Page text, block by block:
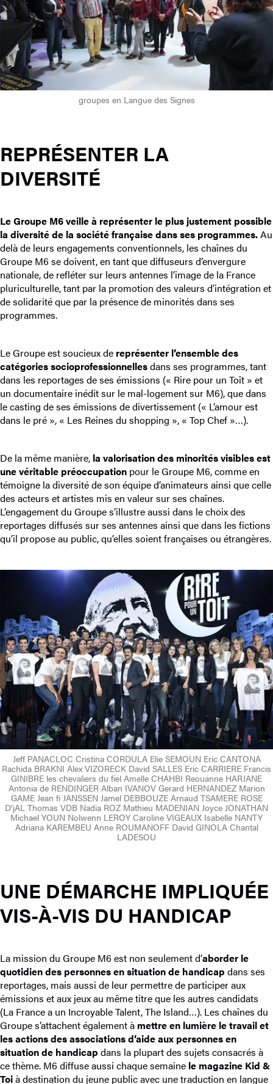
groupes en Langue des Signes
REPRÉSENTER LA
DIVERSITÉ
Le Groupe M6 veille à représenter le plus justement possible
la diversité de la société française dans ses programmes.Au
delà de leurs engagements conventionnels, les chaînes du
Groupe M6 se doivent, en tant que diffuseurs d’envergure
nationale, de refléter sur leurs antennes l’image de la France
pluriculturelle, tant par la promotion des valeurs d’intégration et
de solidarité que par la présence de minorités dans ses
programmes.
Le Groupe est soucieux de représenter l’ensemble des
catégories socioprofessionnellesdans ses programmes, tant
dans les reportages de ses émissions (« Rire pour un Toît » et
un documentaire inédit sur le mal-logement sur M6), que dans
le casting de ses émissions de divertissement (« L’amour est
dans le pré », « Les Reines du shopping », « Top Chef »…).
De la même manière, la valorisation des minorités visibles est
une véritable préoccupation pour le Groupe M6, comme en
témoigne la diversité de son équipe d’animateurs ainsi que celle
des acteurs et artistes mis en valeur sur ses chaînes.
L’engagement du Groupe s’illustre aussi dans le choix des
reportages diffusés sur ses antennes ainsi que dans les fictions
qu’il propose au public, qu’elles soient françaises ou étrangères.
Jeff PANACLOC Cristina CORDULA Elie SEMOUN Eric CANTONA
Rachida BRAKNI Alex VIZORECK David SALLES Eric CARRIERE Francis
GINIBRE les chevaliers du fiel Amelle CHAHBI Reouanne HARJANE
Antonia de RENDINGER Alban IVANOV Gerard HERNANDEZ Marion
GAME Jean fi JANSSEN Jamel DEBBOUZE Arnaud TSAMERE ROSE
D’jAL Thomas VDB Nadia ROZ Mathieu MADENIAN Joyce JONATHAN
Michael YOUN Nolwenn LEROY Caroline VIGEAUX Isabelle NANTY
Adriana KAREMBEU Anne ROUMANOFF David GINOLA Chantal
LADESOU
UNE DÉMARCHE IMPLIQUÉE
VIS-À-VIS DU HANDICAP
La mission du Groupe M6 est non seulement d’aborder le
quotidien des personnes en situation de handicap dans ses
reportages, mais aussi de leur permettre de participer aux
émissions et aux jeux au même titre que les autres candidats
(La France a un Incroyable Talent, The Island…). Les chaînes du
Groupe s’attachent également à mettre en lumière le travail et
les actions des associations d’aide aux personnes en
situation de handicap dans la plupart des sujets consacrés à
ce thème. M6 diffuse aussi chaque semaine le magazine Kid &
Toià destination du jeune public avec une traduction en langue